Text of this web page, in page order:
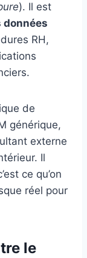
). Il est
données
RH,
de
générique,
externe
Il
ce qu’on
réel pour
le